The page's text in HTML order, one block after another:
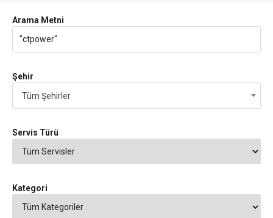
Arama Metni
Şehir
Tüm Şehirler
Servis Türü
Kategori